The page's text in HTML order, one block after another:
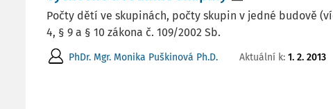
Počty dětí ve skupinách, počty skupin v jedné budově
4, § 9 a § 10 zákona č. 109/2002 Sb.
PhDr. Mgr. Monika Puškinová Ph.D. Aktuální k: 1. 2. 2013